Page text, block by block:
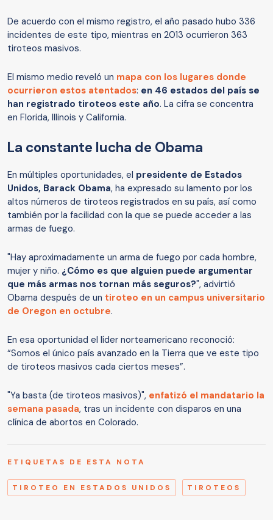
De acuerdo con el mismo registro, el año pasado hubo 336
incidentes de este tipo, mientras en 2013 ocurrieron 363
tiroteos masivos.
El mismo medio reveló un mapa con los lugares donde
ocurrieron estos atentados: en 46 estados del país se
han registrado tiroteos este año. La cifra se concentra
en Florida, Illinois y California.
La constante lucha de Obama
En múltiples oportunidades, el presidente de Estados
Unidos, Barack Obama, ha expresado su lamento por los
altos números de tiroteos registrados en su país, así como
también por la facilidad con la que se puede acceder a las
armas de fuego.
"Hay aproximadamente un arma de fuego por cada hombre,
mujer y niño. ¿Cómo es que alguien puede argumentar
que más armas nos tornan más seguros?", advirtió
Obama después de un tiroteo en un campus universitario
de Oregon en octubre.
En esa oportunidad el líder norteamericano reconoció:
“Somos el único país avanzado en la Tierra que ve este tipo
de tiroteos masivos cada ciertos meses”.
"Ya basta (de tiroteos masivos)", enfatizó el mandatario la
semana pasada, tras un incidente con disparos en una
clínica de abortos en Colorado.
ETIQUETAS DE ESTA NOTA
TIROTEO EN ESTADOS UNIDOS TIROTEOS